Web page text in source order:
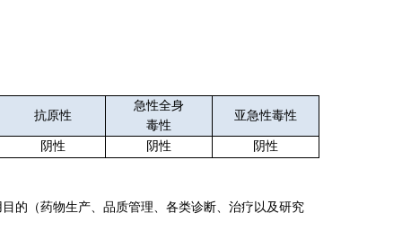
抗原性
急性全身
毒性
亚急性毒性
阴性 阴性 阴性
的（药物生产、品质管理、各类诊断、治疗以及研究